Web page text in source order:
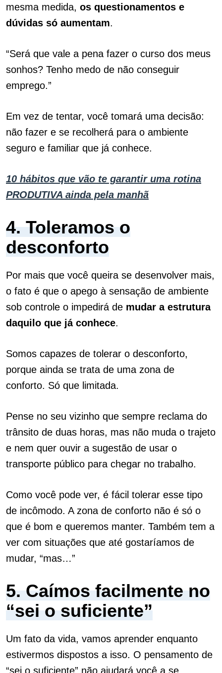
mesma medida, os questionamentos e
dúvidas só aumentam.
“Será que vale a pena fazer o curso dos meus
sonhos? Tenho medo de não conseguir
emprego.”
Em vez de tentar, você tomará uma decisão:
não fazer e se recolherá para o ambiente
seguro e familiar que já conhece.
10 hábitos que vão te garantir uma rotina
PRODUTIVA ainda pela manhã
4. Toleramos o
desconforto
Por mais que você queira se desenvolver mais,
o fato é que o apego à sensação de ambiente
sob controle o impedirá de mudar a estrutura
daquilo que já conhece.
Somos capazes de tolerar o desconforto,
porque ainda se trata de uma zona de
conforto. Só que limitada.
Pense no seu vizinho que sempre reclama do
trânsito de duas horas, mas não muda o trajeto
e nem quer ouvir a sugestão de usar o
transporte público para chegar no trabalho.
Como você pode ver, é fácil tolerar esse tipo
de incômodo. A zona de conforto não é só o
que é bom e queremos manter. Também tem a
ver com situações que até gostaríamos de
mudar, “mas…”
5. Caímos facilmente no
“sei o suficiente”
Um fato da vida, vamos aprender enquanto
estivermos dispostos a isso. O pensamento de
“sei o suficiente” não ajudará você a se